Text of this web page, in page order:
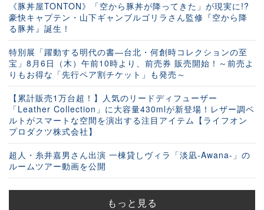
《豚丼屋TONTON》「空から豚丼が降ってきた」が現実に!?
豪快キャプテン・山下ギャンブルゴリラさん監修『空から降
る豚丼』誕生！
特別展「躍動する明代の書―台北・何創時コレクションの至
宝」8月6日（木）午前10時より、前売券 販売開始！～前売よ
りもお得な「先行ペア割チケット」も発売～
【累計販売1万台超！】人気のリードディフューザー
「Leather Collection」に大容量430mlが新登場！レザー調ベ
ルトがスマートな空間を演出する注目アイテム【ライフオン
プロダクツ株式会社】
超人・糸井嘉男さん出演 一棟貸しヴィラ「淡凪-Awana-」の
ルームツアー動画を公開
もっと見る